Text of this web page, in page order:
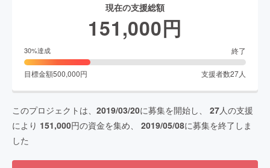
現在の支援総額
151,000円
30%達成 終了
目標金額500,000円 支援者数27人
このプロジェクトは、 2019/03/20に募集を開始し、 27人の支援
により 151,000円の資金を集め、 2019/05/08に募集を終了しま
した